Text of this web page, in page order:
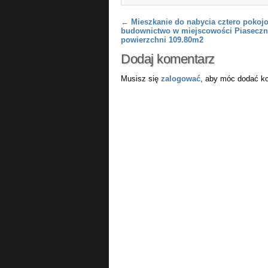
Post navigation
← Mieszkanie do nabycia cztero
budownictwo w miejscowości
powierzchni 109.80m2
Dodaj komentarz
Musisz się zalogować, aby móc dodać